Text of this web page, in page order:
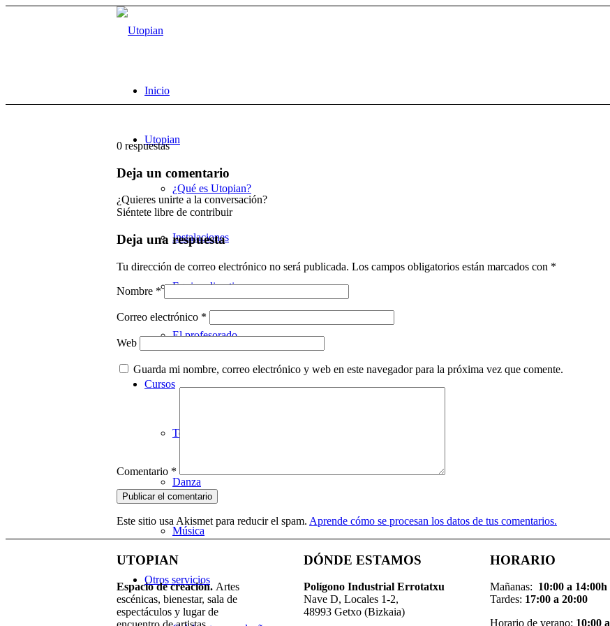
Inicio
Utopian
¿Qué es Utopian?
Instalaciones
Equipo directivo
El profesorado
Cursos
Teatro
Danza
Música
Otros servicios
0 respuestas
Deja un comentario
¿Quieres unirte a la conversación?
Siéntete libre de contribuir
Deja una respuesta
Tu dirección de correo electrónico no será publicada. Los campos obligatorios están marcados con *
Nombre *
Correo electrónico *
Web
Guarda mi nombre, correo electrónico y web en este navegador para la próxima vez que comente.
Comentario *
Este sitio usa Akismet para reducir el spam. Aprende cómo se procesan los datos de tus comentarios.
UTOPIAN
Espacio de creación. Artes
escénicas, bienestar, sala de
espectáculos y lugar de
DÓNDE ESTAMOS
Polígono Industrial Errotatxu
Nave D, Locales 1-2,
48993 Getxo (Bizkaia)
HORARIO
Mañanas: 10:00 a 14:00h
Tardes: 17:00 a 20:00
Horario de verano: 10:00 a